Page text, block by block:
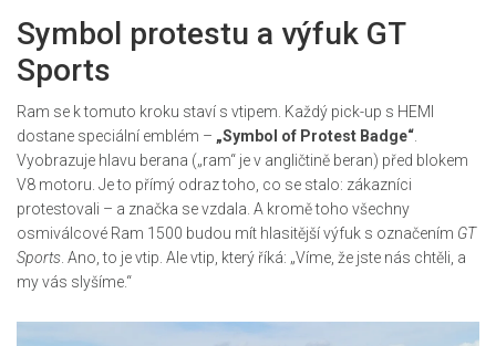
Symbol protestu a výfuk GT
Sports
Ram se k tomuto kroku staví s vtipem. Každý pick-up s HEMI
dostane speciální emblém – „Symbol of Protest Badge“
Vyobrazuje hlavu berana („ram“ je v angličtině beran) před blokem
V8 motoru. Je to přímý odraz toho, co se stalo: zákazníci
protestovali – a značka se vzdala. A kromě toho všechny
osmiválcové Ram 1500 budou mít hlasitější výfuk s označením GT
Sports . Ano, to je vtip. Ale vtip, který říká: „Víme, že jste nás chtěli, a
my vás slyšíme.“